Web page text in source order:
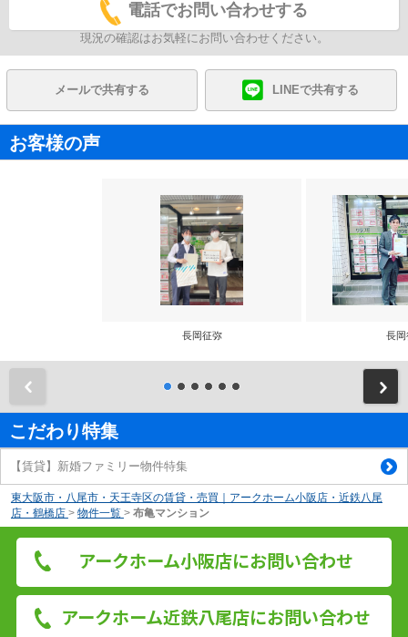
電話でお問い合わせする
現況の確認はお気軽にお問い合わせください。
メールで共有する LINEで共有する
お客様の声
長岡征弥 長岡
こだわり特集
【賃貸】新婚ファミリー物件特集
東大阪市・八尾市・天王寺区の賃貸・売買｜アークホーム小阪店・近鉄八尾
店・鶴橋店 > 物件一覧 > 布亀マンション
アークホーム小阪店にお問い合わせ
アークホーム近鉄八尾店にお問い合わせ